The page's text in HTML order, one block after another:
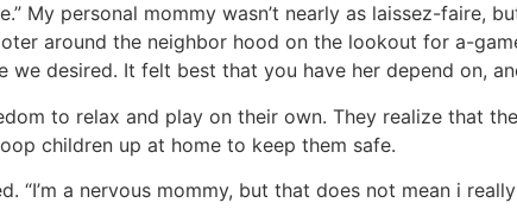
My personal mommy wasn’t nearly as laissez-faire,
around the neighbor hood on the lookout for a-
we desired. It felt best that you have her depend on,
to relax and play on their own. They realize that
children up at home to keep them safe.
“I’m a nervous mommy, but that does not mean i